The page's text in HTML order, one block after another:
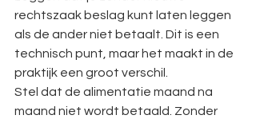
rechtszaak beslag kunt laten leggen
als de ander niet betaalt. Dit is een
technisch punt, maar het maakt in de
praktijk een groot verschil.
Stel dat de alimentatie maand na
maand niet wordt betaald. Zonder